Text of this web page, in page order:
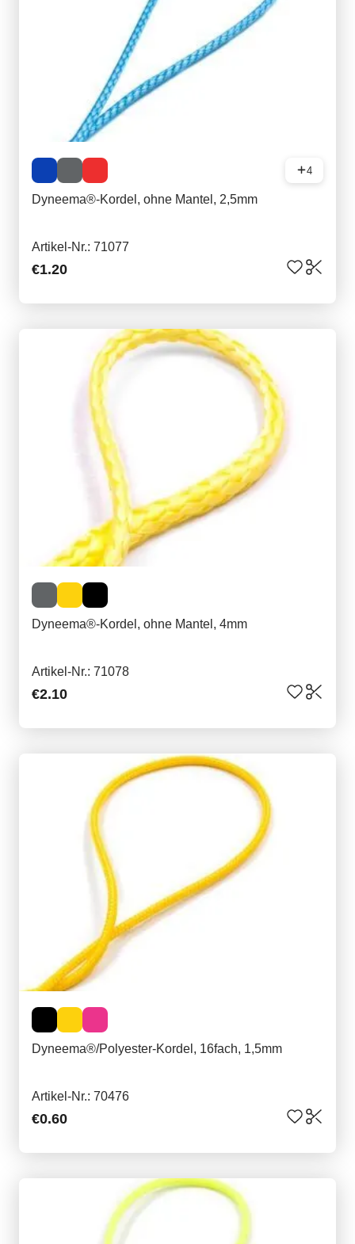
4
Dyneema®-Kordel, ohne Mantel, 2,5mm
Artikel-Nr.: 71077
€1.20
Dyneema®-Kordel, ohne Mantel, 4mm
Artikel-Nr.: 71078
€2.10
Dyneema®/Polyester-Kordel, 16fach, 1,5mm
Artikel-Nr.: 70476
€0.60